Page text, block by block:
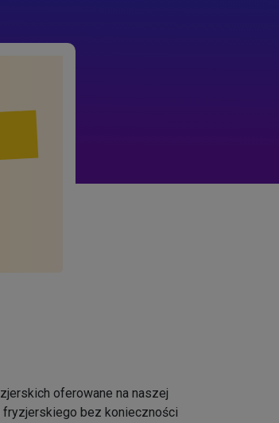
oferowane na naszej
bez konieczności